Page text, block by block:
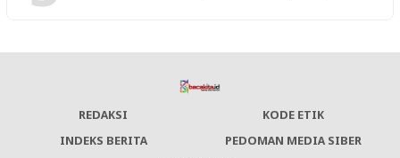
REDAKSI
KODE ETIK
INDEKS BERITA
PEDOMAN MEDIA SIBER